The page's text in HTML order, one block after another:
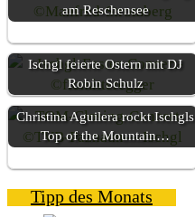
am Reschensee
Ischgl feierte Ostern mit DJ
Robin Schulz
Christina Aguilera rockt Ischgls
Top of the Mountain…
Tipp des Monats